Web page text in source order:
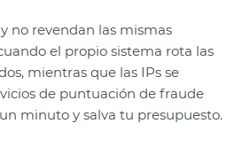
no revendan las mismas
el propio sistema rota las
mientras que las IPs se
de puntuación de fraude
minuto y salva tu presupuesto.